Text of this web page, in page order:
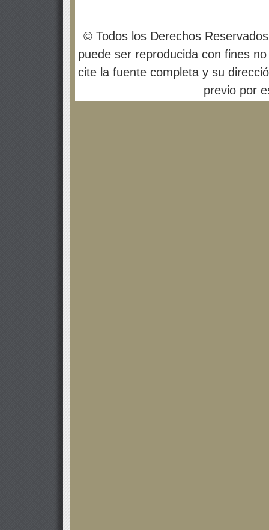
© Todos los Derechos
puede ser reproducida con fines
cite la fuente completa y su
previo por